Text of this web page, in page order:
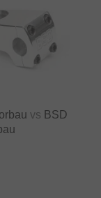
vs BSD